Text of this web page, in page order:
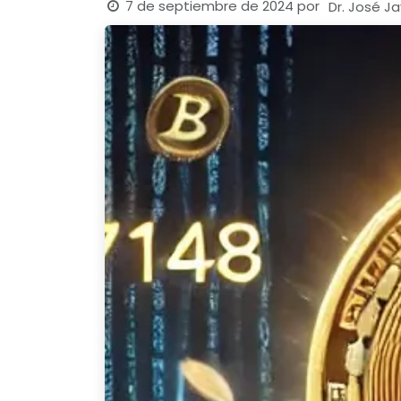
7 de septiembre de 2024 por Dr. José